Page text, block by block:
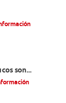
son
para usted?